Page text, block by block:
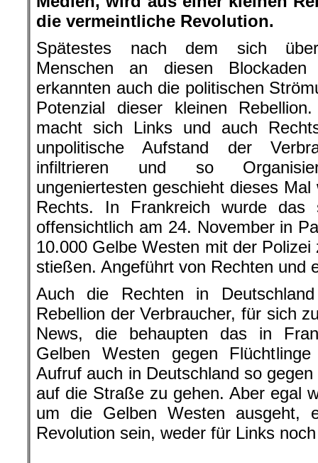
die vermeintliche Revolution.
Spätestes nach dem sich
Menschen an diesen Blockaden
erkannten auch die politischen
Potenzial dieser kleinen
macht sich Links und auch
unpolitische Aufstand der
infiltrieren und so
ungeniertesten geschieht dieses Mal
Rechts. In Frankreich wurde das
offensichtlich am 24. November in
10.000 Gelbe Westen mit der Polizei
stießen. Angeführt von Rechten und
Auch die Rechten in
Rebellion der Verbraucher, für sich
News, die behaupten das in
Gelben Westen gegen
Aufruf auch in Deutschland so
auf die Straße zu gehen. Aber egal
um die Gelben Westen ausgeht,
Revolution sein, weder für Links